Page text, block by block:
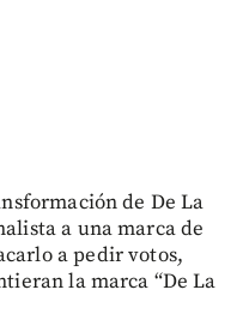
de De La
a una marca de
a pedir votos,
la marca “De La